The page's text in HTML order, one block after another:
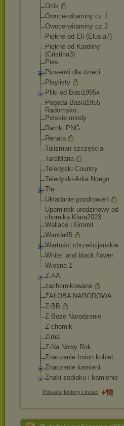
Orlik
Owoce-witaminy cz.1
Owoce-witaminy cz.2
Piękne od Eli (Elusia7)
Piękne od Karoliny
(Cristina3)
Pies
Piosenki dla dzieci
Playlisty
Pliki od Basi1995x
Pogoda Basia1955
Radomsko
Polskie miody
Ramki PNG
Renata
Talizman szczęścia
TaraMaria
Teledyski Country
Teledyski-Arka Noego
Tła
Układanie pozdrowień
Upominek urodzinowy od
chomika Klara2023
Wallace i Gromit
Wanda45
Wartości chrześcijańskie
White. and.black.flower
Wiosna 1
Z-AA
zachomikowane
ŻAŁOBA NARODOWA
Z-BB
Z-Boże Narodzenie
Z-chomik
Zima
Z-Na Nowy Rok
Znaczenie Imion kobiet
Znaczenie kamieni
Znaki zodiaku i kamienie
Pokazuj foldery i treści